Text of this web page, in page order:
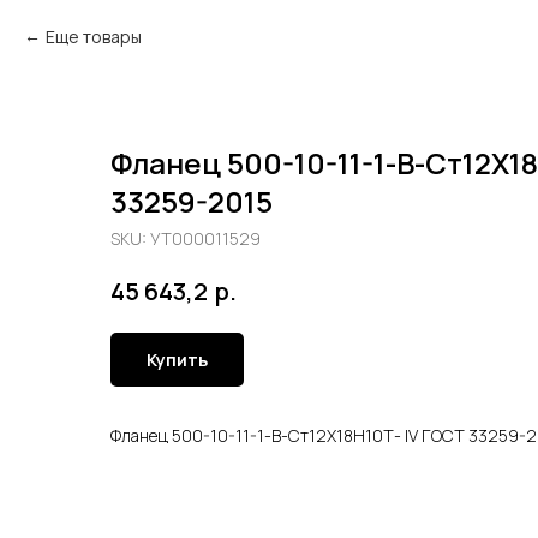
Еще товары
Фланец 500-10-11-1-В-
33259-2015
SKU: УТ000011529
45 643,2 р.
Купить
Фланец 500-10-11-1-В-Ст12Х18Н10Т- lV ГОСТ 33259-